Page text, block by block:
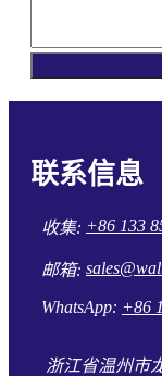
联系信息
收集: +86 133
邮箱:
WhatsApp: +86
浙江省温州市